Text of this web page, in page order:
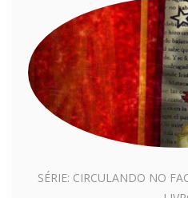
SÉRIE: CIRCULANDO NO